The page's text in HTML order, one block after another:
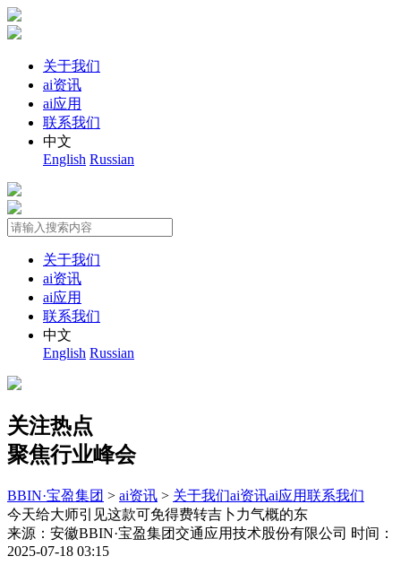
关于我们
ai资讯
ai应用
联系我们
中文
English Russian
关于我们
ai资讯
ai应用
联系我们
中文
English Russian
关注热点
聚焦行业峰会
BBIN·宝盈集团 > ai资讯 > 关于我们ai资讯ai应用联系我们
今天给大师引见这款可免得费转吉卜力气概的东
来源：安徽BBIN·宝盈集团交通应用技术股份有限公司 时间：
2025-07-18 03:15